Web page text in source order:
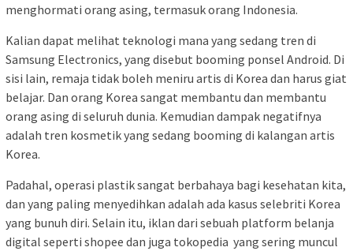
menghormati orang asing, termasuk orang Indonesia.
Kalian dapat melihat teknologi mana yang sedang tren di
Samsung Electronics, yang disebut booming ponsel Android. Di
sisi lain, remaja tidak boleh meniru artis di Korea dan harus giat
belajar. Dan orang Korea sangat membantu dan membantu
orang asing di seluruh dunia. Kemudian dampak negatifnya
adalah tren kosmetik yang sedang booming di kalangan artis
Korea.
Padahal, operasi plastik sangat berbahaya bagi kesehatan kita,
dan yang paling menyedihkan adalah ada kasus selebriti Korea
yang bunuh diri. Selain itu, iklan dari sebuah platform belanja
digital seperti shopee dan juga tokopedia yang sering muncul